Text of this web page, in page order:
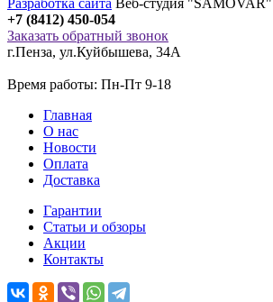
+7 (8412) 450-054
Заказать обратный звонок
г.Пенза, ул.Куйбышева, 34А
Время работы: Пн-Пт 9-18
Главная
О нас
Новости
Оплата
Доставка
Гарантии
Статьи и обзоры
Акции
Контакты